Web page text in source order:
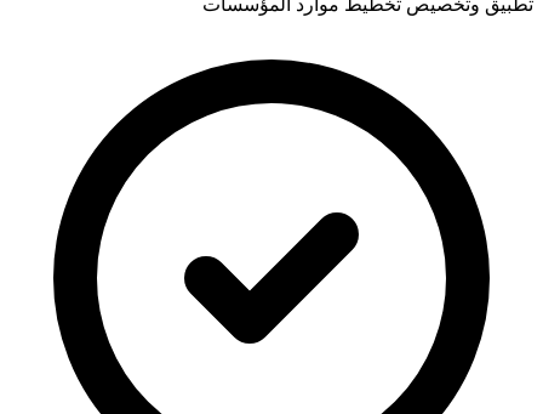
تطبيق وتخصيص تخطيط موارد المؤسسات